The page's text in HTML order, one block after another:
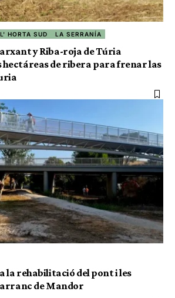
L' HORTA SUD LA SERRANÍA
y Riba-roja de Túria
hectáreas de ribera para frenar las
la rehabilitació del pont i les
de Mandor